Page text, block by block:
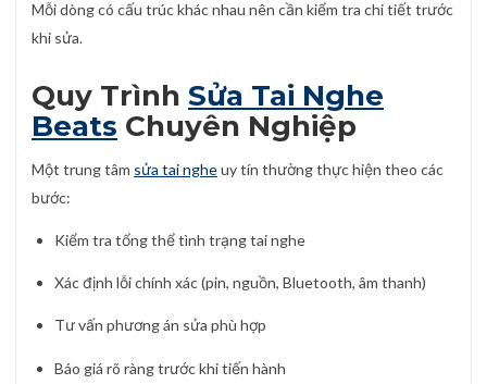
Mỗi dòng có cấu trúc khác nhau nên cần kiểm tra chi tiết trước
khi sửa.
Quy Trình Sửa Tai Nghe
Beats Chuyên Nghiệp
Một trung tâm sửa tai ngheuy tín thường thực hiện theo các
bước:
Kiểm tra tổng thể tình trạng tai nghe
Xác định lỗi chính xác (pin, nguồn, Bluetooth, âm thanh)
Tư vấn phương án sửa phù hợp
Báo giá rõ ràng trước khi tiến hành